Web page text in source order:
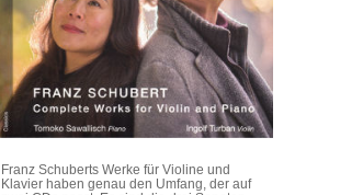
Franz Schuberts Werke für Violine und
Klavier haben genau den Umfang, der auf